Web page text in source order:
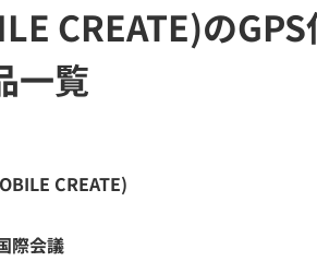
CREATE)の
一覧
CREATE)
際会議